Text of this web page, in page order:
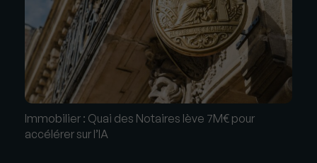
Immobilier : Quai des Notaires lève 7M€ pour
accélérer sur l’IA